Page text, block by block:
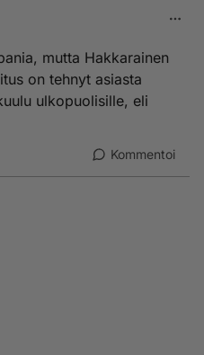
mutta Hakkarainen
on tehnyt asiasta
ulkopuolisille, eli
Kommentoi